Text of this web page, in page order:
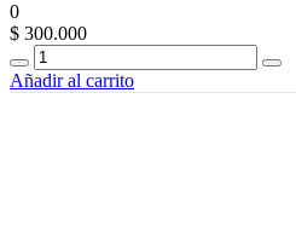
0
$ 300.000
Quantity
Añadir al carrito